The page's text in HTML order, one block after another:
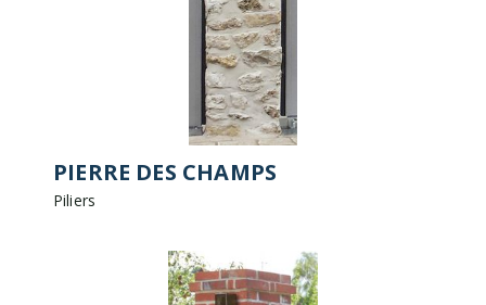
PIERRE DES CHAMPS
Piliers